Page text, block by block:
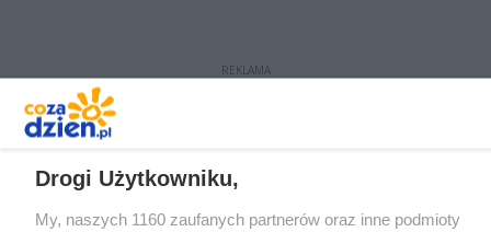
REKLAMA
Drogi Użytkowniku,
My, naszych 1160 zaufanych partnerów oraz inne podmioty